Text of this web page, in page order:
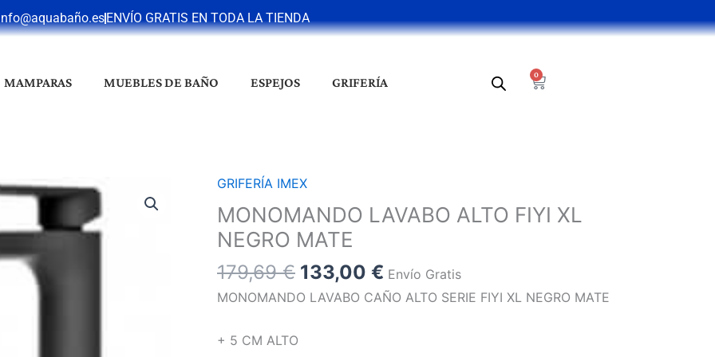
ENVÍO GRATIS EN TODA LA TIENDA
MAMPARAS MUEBLES DE BAÑO ESPEJOS GRIFERÍA
0
Cart
GRIFERÍA IMEX
MONOMANDO LAVABO ALTO FIYI XL
NEGRO MATE
179,69€
El
precio
original
era:
179,69 €.
133,00 €
precio
actual
133,00 €.
Envío Gratis
MONOMANDO LAVABO CAÑO ALTO SERIE FIYI XL NEGRO MATE
+ 5 CM ALTO
MONOMANDO
LAVABO
ALTO
FIYI
XL
NEGRO
cantidad